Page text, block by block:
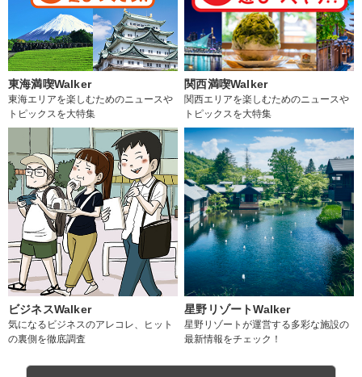
東海満喫Walker
東海エリアを楽しむためのニュースや
トピックスを大特集
関西満喫Walker
関西エリアを楽しむためのニュースや
トピックスを大特集
ビジネスWalker
気になるビジネスのアレコレ、ヒット
の裏側を徹底調査
星野リゾートWalker
星野リゾートが運営する多彩な施設の
最新情報をチェック！